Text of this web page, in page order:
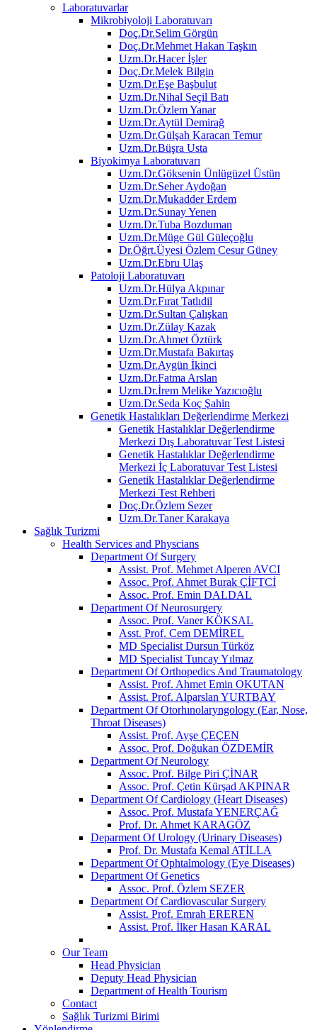
Laboratuvarlar
Mikrobiyoloji Laboratuvarı
Doç.Dr.Selim Görgün
Doç.Dr.Mehmet Hakan Taşkın
Uzm.Dr.Hacer İşler
Doç.Dr.Melek Bilgin
Uzm.Dr.Eşe Başbulut
Uzm.Dr.Nihal Seçil Batı
Uzm.Dr.Özlem Yanar
Uzm.Dr.Aytül Demirağ
Uzm.Dr.Gülşah Karacan Temur
Uzm.Dr.Büşra Usta
Biyokimya Laboratuvarı
Uzm.Dr.Göksenin Ünlügüzel Üstün
Uzm.Dr.Seher Aydoğan
Uzm.Dr.Mukadder Erdem
Uzm.Dr.Sunay Yenen
Uzm.Dr.Tuba Bozduman
Uzm.Dr.Müge Gül Güleçoğlu
Dr.Öğrt.Üyesi Özlem Cesur Güney
Uzm.Dr.Ebru Ulaş
Patoloji Laboratuvarı
Uzm.Dr.Hülya Akpınar
Uzm.Dr.Fırat Tatlıdil
Uzm.Dr.Sultan Çalışkan
Uzm.Dr.Zülay Kazak
Uzm.Dr.Ahmet Öztürk
Uzm.Dr.Mustafa Bakırtaş
Uzm.Dr.Aygün İkinci
Uzm.Dr.Fatma Arslan
Uzm.Dr.İrem Melike Yazıcıoğlu
Uzm.Dr.Seda Koç Şahin
Genetik Hastalıkları Değerlendirme Merkezi
Genetik Hastalıklar Değerlendirme
Merkezi Dış Laboratuvar Test Listesi
Genetik Hastalıklar Değerlendirme
Merkezi İç Laboratuvar Test Listesi
Genetik Hastalıklar Değerlendirme
Merkezi Test Rehberi
Doç.Dr.Özlem Sezer
Uzm.Dr.Taner Karakaya
Sağlık Turizmi
Health Services and Physcians
Department Of Surgery
Assist. Prof. Mehmet Alperen AVCI
Assoc. Prof. Ahmet Burak ÇİFTCİ
Assoc. Prof. Emin DALDAL
Department Of Neurosurgery
Assoc. Prof. Vaner KÖKSAL
Asst. Prof. Cem DEMİREL
MD Specialist Dursun Türköz
MD Specialist Tuncay Yılmaz
Department Of Orthopedics And Traumatology
Assist. Prof. Ahmet Emin OKUTAN
Assist. Prof. Alparslan YURTBAY
Department Of Otorhınolaryngology (Ear, Nose,
Throat Diseases)
Assist. Prof. Ayşe ÇEÇEN
Assoc. Prof. Doğukan ÖZDEMİR
Department Of Neurology
Assoc. Prof. Bilge Piri ÇİNAR
Assoc. Prof. Çetin Kürşad AKPINAR
Department Of Cardiology (Heart Diseases)
Assoc. Prof. Mustafa YENERÇAĞ
Prof. Dr. Ahmet KARAGÖZ
Deparment Of Urology (Urinary Diseases)
Prof. Dr. Mustafa Kemal ATİLLA
Department Of Ophtalmology (Eye Diseases)
Department Of Genetics
Assoc. Prof. Özlem SEZER
Department Of Cardiovascular Surgery
Assist. Prof. Emrah EREREN
Assist. Prof. İlker Hasan KARAL
Our Team
Head Physician
Deputy Head Physician
Department of Health Tourism
Contact
Sağlık Turizmi Birimi